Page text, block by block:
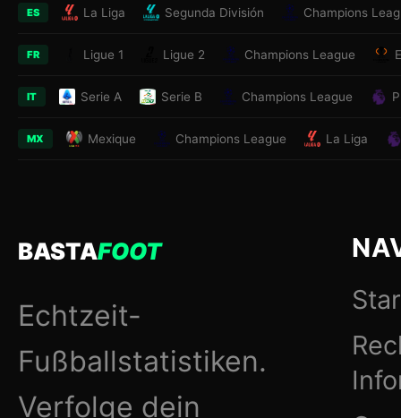
ES La Liga Segunda División Champions
FR Ligue 1 Ligue 2 Champions League
IT Serie A Serie B Champions League
MX Mexique Champions League La Liga
BASTAFOOT
Echtzeit-
Fußballstatistiken.
Verfolge dein